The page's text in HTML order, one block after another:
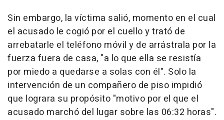
Sin embargo, la víctima salió, momento en el cual
el acusado le cogió por el cuello y trató de
arrebatarle el teléfono móvil y de arrástrala por la
fuerza fuera de casa, "a lo que ella se resistía
por miedo a quedarse a solas con él". Solo la
intervención de un compañero de piso impidió
que lograra su propósito "motivo por el que el
acusado marchó del lugar sobre las 06:32 horas".